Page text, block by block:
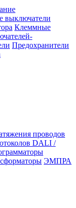
выключатели
Клеммные
Предохранители
проводов
DALI /
ЭМПРА